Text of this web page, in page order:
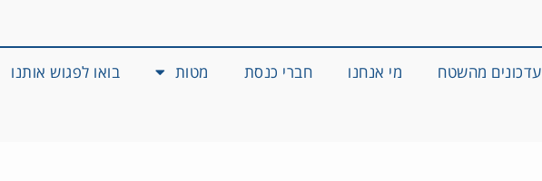
עדכונים מהשטח מי אנחנו חברי כנסת מטות בואו לפגוש אותנו